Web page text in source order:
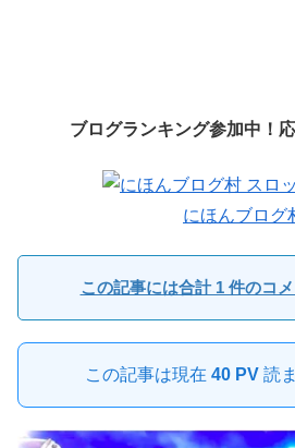
ブログランキング参加中！
にほんブログ
この記事には合計 1 件のコ
この記事は現在 40 PV 読